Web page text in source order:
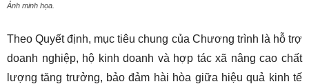
Ảnh minh họa.
Theo Quyết định, mục tiêu chung của Chương trình là hỗ trợ
doanh nghiệp, hộ kinh doanh và hợp tác xã nâng cao chất
lượng tăng trưởng, bảo đảm hài hòa giữa hiệu quả kinh tế